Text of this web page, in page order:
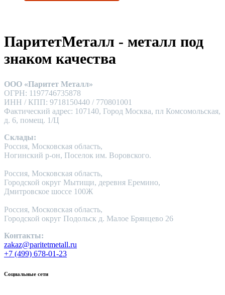
ПаритетМеталл - металл под
знаком качества
ООО «Паритет Металл»
ОГРН: 1197746735878
ИНН / КПП: 9718150440 / 770801001
Фактический адрес: 107140, Город Москва, пл Комсомольская,
д. 6, помещ. 1/Ц
Склады:
Россия, Московская область,
Ногинский р-он, Поселок им. Воровского.
Россия, Московская область,
Городской округ Мытищи, деревня Еремино,
Дмитровское шоссе 100Ж
Россия, Московская область,
Городской округ Подольск д. Малое Брянцево 26
Контакты:
zakaz@paritetmetall.ru
+7 (499) 678-01-23
Социальные сети